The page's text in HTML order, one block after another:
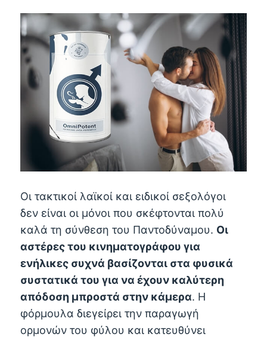
Οι τακτικοί λαϊκοί και ειδικοί σεξολόγοι
δεν είναι οι μόνοι που σκέφτονται πολύ
καλά τη σύνθεση του Παντοδύναμου. Οι
αστέρες του κινηματογράφου για
ενήλικες συχνά βασίζονται στα φυσικά
συστατικά του για να έχουν καλύτερη
απόδοση μπροστά στην κάμερα. Η
φόρμουλα διεγείρει την παραγωγή
ορμονών του φύλου και κατευθύνει